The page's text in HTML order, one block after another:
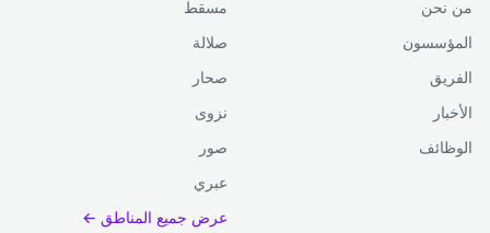
من نحن
المؤسسون
الفريق
الأخبار
الوظائف
مسقط
صلالة
صحار
نزوى
صور
عبري
عرض جميع المناطق ←